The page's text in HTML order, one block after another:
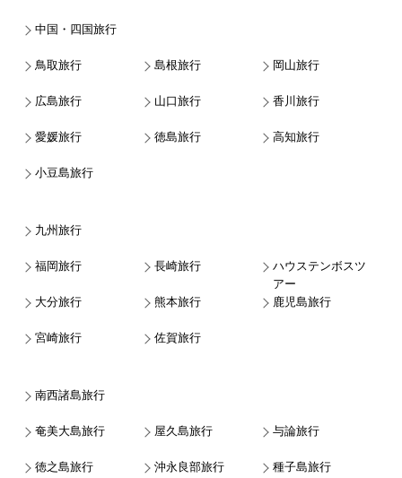
中国・四国旅行
鳥取旅行 島根旅行 岡山旅行
広島旅行 山口旅行 香川旅行
愛媛旅行 徳島旅行 高知旅行
小豆島旅行
九州旅行
福岡旅行 長崎旅行
ハウステンボスツ
アー
大分旅行
熊本旅行 鹿児島旅行
宮崎旅行 佐賀旅行
南西諸島旅行
奄美大島旅行 屋久島旅行 与論旅行
徳之島旅行 沖永良部旅行 種子島旅行